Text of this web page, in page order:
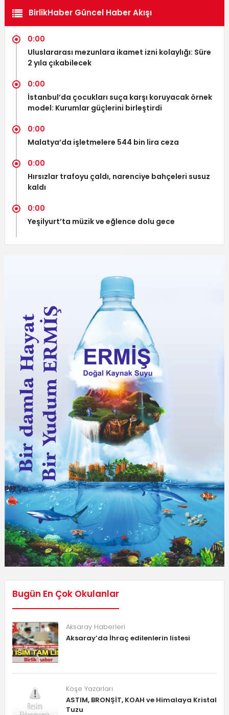
BirlikHaber Güncel Haber Akışı
0:00
Uluslararası mezunlara ikamet izni kolaylığı: Süre
2 yıla çıkabilecek
0:00
İstanbul’da çocukları suça karşı koruyacak örnek
model: Kurumlar güçlerini birleştirdi
0:00
Malatya’da işletmelere 544 bin lira ceza
0:00
Hırsızlar trafoyu çaldı, narenciye bahçeleri susuz
kaldı
0:00
Yeşilyurt’ta müzik ve eğlence dolu gece
Bugün En Çok Okulanlar
Aksaray Haberleri
Aksaray’da İhraç edilenlerin listesi
Köşe Yazarları
ASTIM, BRONŞİT, KOAH ve Himalaya Kristal
Tuzu